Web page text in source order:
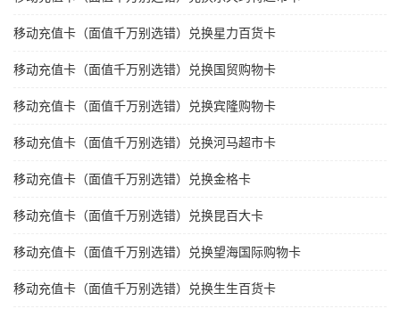
移动充值卡（面值千万别选错）兑换星力百货卡
移动充值卡（面值千万别选错）兑换国贸购物卡
移动充值卡（面值千万别选错）兑换宾隆购物卡
移动充值卡（面值千万别选错）兑换河马超市卡
移动充值卡（面值千万别选错）兑换金格卡
移动充值卡（面值千万别选错）兑换昆百大卡
移动充值卡（面值千万别选错）兑换望海国际购物卡
移动充值卡（面值千万别选错）兑换生生百货卡